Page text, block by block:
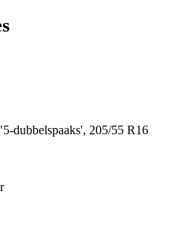
dubbelspaaks', 205/55 R16